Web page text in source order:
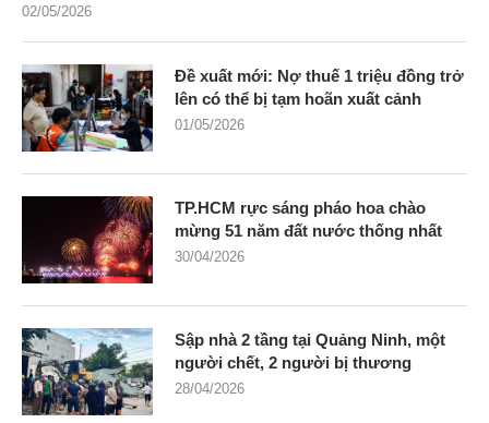
02/05/2026
Đề xuất mới: Nợ thuế 1 triệu đồng trở
lên có thể bị tạm hoãn xuất cảnh
01/05/2026
TP.HCM rực sáng pháo hoa chào
mừng 51 năm đất nước thống nhất
30/04/2026
Sập nhà 2 tầng tại Quảng Ninh, một
người chết, 2 người bị thương
28/04/2026